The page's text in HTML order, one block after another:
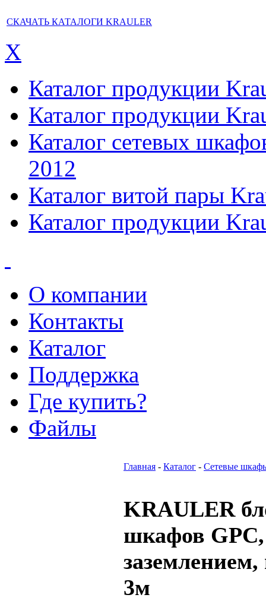
СКАЧАТЬ КАТАЛОГИ KRAULER
X
Каталог продукции
Каталог продукции
Каталог сетевых
2012
Каталог витой пары
Каталог продукции
О компании
Контакты
Каталог
Поддержка
Где купить?
Файлы
Главная - Каталог - Сетевые
KRAULER
шкафов
3м